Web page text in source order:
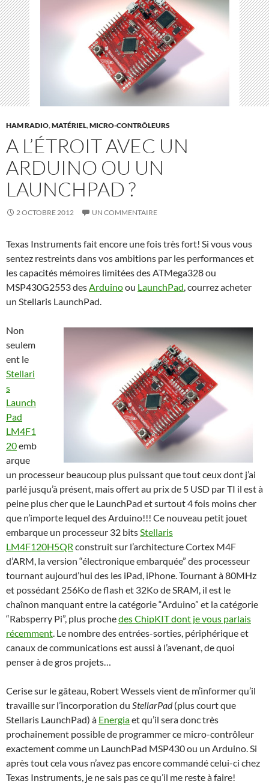
HAM RADIO,MATÉRIEL,MICRO-CONTRÔLEURS
A L’ÉTROIT AVEC UN
ARDUINO OU UN
LAUNCHPAD ?
2 OCTOBRE 2012 UN COMMENTAIRE
Texas Instruments fait encore une fois très fort! Si vous vous
sentez restreints dans vos ambitions par les performances et
les capacités mémoires limitées des ATMega328 ou
MSP430G2553 desArduinoou LaunchPad, courrez acheter
un Stellaris LaunchPad.
Non
seulem
ent le
Stellari
s
Launch
Pad
LM4F1
20emb
arque
un processeur beaucoup plus puissant que tout ceux dont j’ai
parlé jusqu’à présent, mais offert au prix de 5 USD par TI il est à
peine plus cher que le LaunchPad et surtout 4 fois moins cher
que n’importe lequel des Arduino!!! Ce nouveau petit jouet
embarque un processeur 32 bitsStellaris
LM4F120H5QR construit sur l’architecture Cortex M4F
d’ARM, la version “électronique embarquée” des processeur
tournant aujourd’hui des les iPad, iPhone. Tournant à 80MHz
et possédant 256Ko de flash et 32Ko de SRAM, il est le
chaînon manquant entre la catégorie “Arduino” et la catégorie
“Rabsperry Pi”, plus prochedes ChipKIT dont je vous parlais
récemment. Le nombre des entrées-sorties, périphérique et
canaux de communications est aussi à l’avenant, de quoi
penser à de gros projets…
Cerise sur le gâteau, Robert Wessels vient de m’informer qu’il
travaille sur l’incorporation du StellarPad(plus court que
Stellaris LaunchPad) à Energiaet qu’il sera donc très
prochainement possible de programmer ce micro-contrôleur
exactement comme un LaunchPad MSP430 ou un Arduino. Si
après tout cela vous n’avez pas encore commandé celui-ci chez
Texas Instruments, je ne sais pas ce qu’il me reste à faire!